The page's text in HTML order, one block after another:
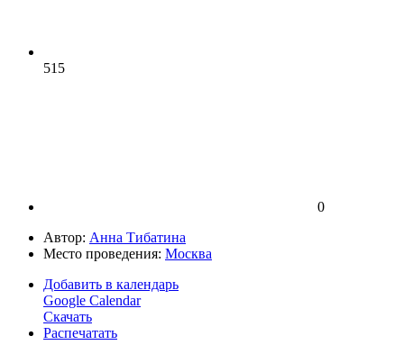
515
0
Автор: Анна Тибатина
Место проведения: Москва
Добавить в календарь
Google Calendar
Скачать
Распечатать